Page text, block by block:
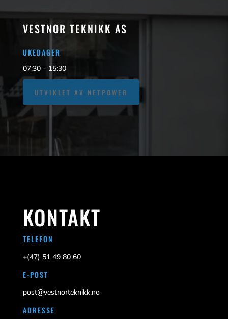
VESTNOR TEKNIKK AS
UKEDAGER
07:30 – 15:30
UTVIKLET AV NETPOWER
KONTAKT
TELEFON
+(47) 51 49 80 60
E-POST
post@vestnorteknikk.no
ADRESSE